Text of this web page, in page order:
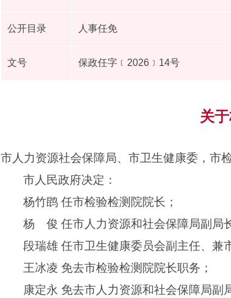
公开目录 人事任免
文号 保政任字﹝2026﹞14号
关
市人力资源社会保障局、市卫生健康委，市
市人民政府决定：
杨竹鹍 任市检验检测院院长；
杨 俊 任市人力资源和社会保障局副局
段瑞雄 任市卫生健康委员会副主任、兼
王冰凌 免去市检验检测院院长职务；
康定永 免去市人力资源和社会保障局副